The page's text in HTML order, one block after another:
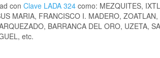
con Clave LADA 324 como: MEZQUITES,
MARIA, FRANCISCO I. MADERO, ZOATLAN,
BARRANCA DEL ORO, UZETA,
etc.